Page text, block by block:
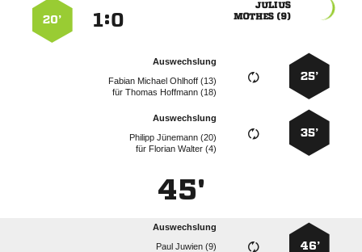

 
:
20’
25’
Auswechslung
   
für  
35’
Auswechslung
  
für   
45'
46’
Auswechslung
  